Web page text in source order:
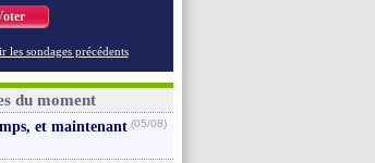
les sondages précédents
du moment
et maintenant (05/08)